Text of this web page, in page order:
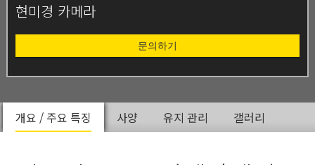
현미경 카메라
문의하기
개요 / 주요 특징 사양 유지 관리 갤러리